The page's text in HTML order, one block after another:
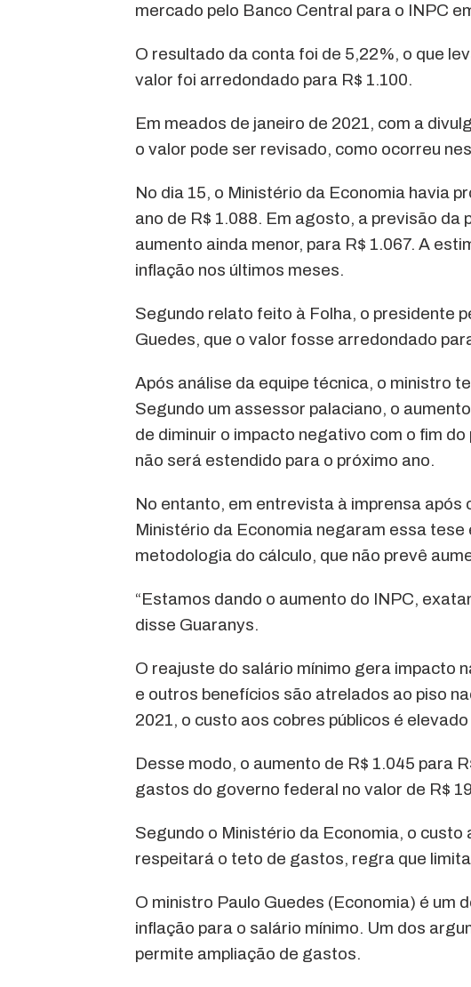
mercado pelo Banco Central para o INPC
O resultado da conta foi de 5,22%, o que
valor foi arredondado para R$ 1.100.
Em meados de janeiro de 2021, com a
o valor pode ser revisado, como ocorreu
No dia 15, o Ministério da Economia havia
ano de R$ 1.088. Em agosto, a previsão da
aumento ainda menor, para R$ 1.067. A
inflação nos últimos meses.
Segundo relato feito à Folha, o presidente
Guedes, que o valor fosse arredondado
Após análise da equipe técnica, o ministro
Segundo um assessor palaciano, o
de diminuir o impacto negativo com o fim
não será estendido para o próximo ano.
No entanto, em entrevista à imprensa após
Ministério da Economia negaram essa
metodologia do cálculo, que não prevê
“Estamos dando o aumento do INPC,
disse Guaranys.
O reajuste do salário mínimo gera impacto
e outros benefícios são atrelados ao piso
2021, o custo aos cobres públicos é
Desse modo, o aumento de R$ 1.045 para
gastos do governo federal no valor de R$
Segundo o Ministério da Economia, o
respeitará o teto de gastos, regra que
O ministro Paulo Guedes (Economia) é um
inflação para o salário mínimo. Um dos
permite ampliação de gastos.